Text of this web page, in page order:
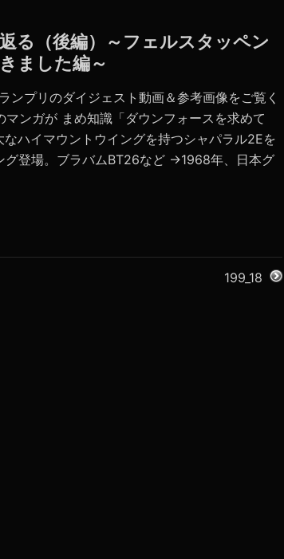
る（後編）～フェルスタッペン
ました編～
ンプリのダイジェスト動画＆参考画像をご覧く
マンガが まめ知識「ダウンフォースを求めて
ハイマウントウイングを持つシャパラル2Eを
登場。ブラバムBT26など →1968年、日本グ
199_18